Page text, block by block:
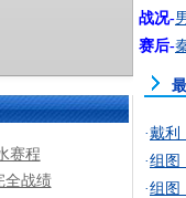
赛程
全战绩
战况-
赛后-
·戴利
·组图
·组图